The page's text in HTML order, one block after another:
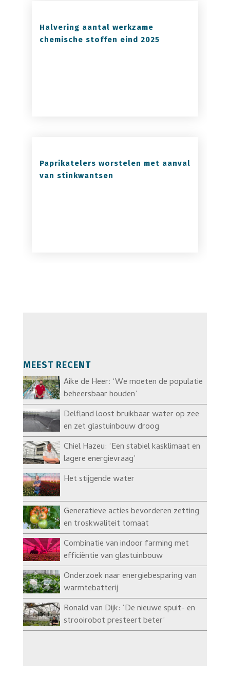
Halvering aantal werkzame
chemische stoffen eind 2025
Paprikatelers worstelen met aanval
van stinkwantsen
MEEST RECENT
Aike de Heer: ‘We moeten de populatie
beheersbaar houden’
Delfland loost bruikbaar water op zee
en zet glastuinbouw droog
Chiel Hazeu: ‘Een stabiel kasklimaat en
lagere energievraag’
Het stijgende water
Generatieve acties bevorderen zetting
en troskwaliteit tomaat
Combinatie van indoor farming met
efficiëntie van glastuinbouw
Onderzoek naar energiebesparing van
warmtebatterij
Ronald van Dijk: ‘De nieuwe spuit- en
strooirobot presteert beter’